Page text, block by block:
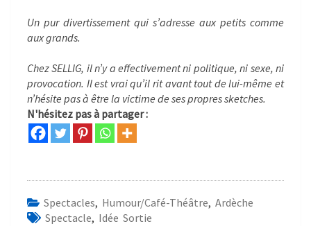
Un pur divertissement qui s’adresse aux petits comme
aux grands.
Chez SELLIG, il n’y a effectivement ni politique, ni sexe, ni
provocation. Il est vrai qu’il rit avant tout de lui-même et
n’hésite pas à être la victime de ses propres sketches.
N'hésitez pas à partager :
Spectacles, Humour/Café-Théâtre, Ardèche
Spectacle, Idée Sortie